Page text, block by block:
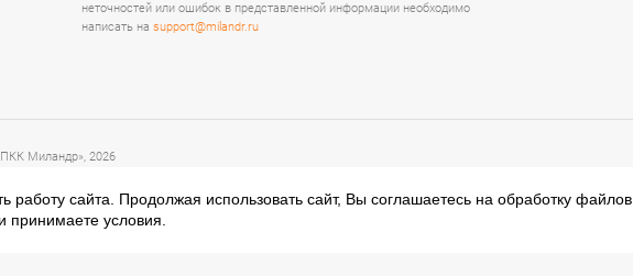
неточностей или ошибок в представленной информации необходимо
написать на support@milandr.ru
Миландр», 2026
сайта. Продолжая использовать сайт, Вы соглашаетесь на обработку файлов
и принимаете условия.